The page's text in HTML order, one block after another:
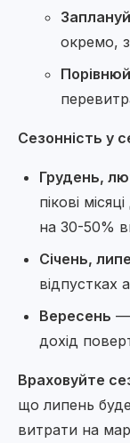
окремо,
Сезонність у
Грудень,
пікові
на 30-50%
Січень,
відпустках
Вересень —
дохід
Враховуйте
що липень
витрати на